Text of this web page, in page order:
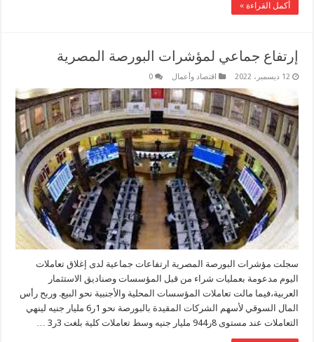
أكمل القراءة »
إرتفاع جماعي لمؤشرات البورصة المصرية
12 ديسمبر، 2022 اقتصاد وأعمال 0
سجلت مؤشرات البورصة المصرية ارتفاعات جماعية لدى إغلاق تعاملات
اليوم مدعومة بعمليات شراء من قبل المؤسسات وصناديق الاستثمار
العربية،فيما مالت تعاملات المؤسسات المحلية والأجنبية نحو البيع. وربح رأس
المال السوقي لأسهم الشركات المقيدة بالبورصة نحو 1ر6 مليار جنيه لينهي
التعاملات عند مستوى 8ر944 مليار جنيه وسط تعاملات كلية بلغت 3ر3 …